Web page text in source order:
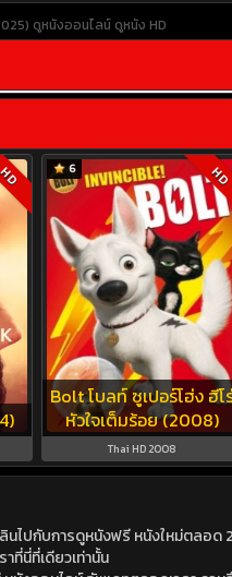
ดูหนังออนไลน์ ดูหนัง HD
Bolt โบลท์ ซูเปอร์โฮ่ง ฮีโ
หัวใจเต็มร้อย (2008)
6
Thai HD 2008
ปกับการดูหนังฟรี หนังใหม่ตลอด
ที่นี่ที่เดียวเท่านั้น